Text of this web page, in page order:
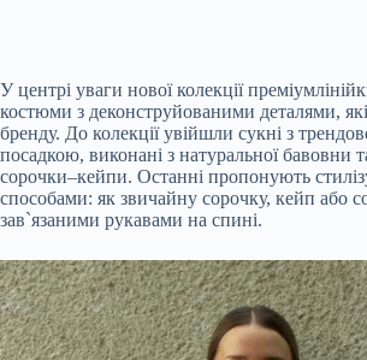
У центрі уваги нової колекції
костюми з деконструйованими деталями,
бренду. До колекції увійшли сукні з
посадкою, виконані з натуральної бавовни
сорочки–кейпи. Останні пропонують
способами: як звичайну сорочку, кейп або
зав`язаними рукавами на спині.